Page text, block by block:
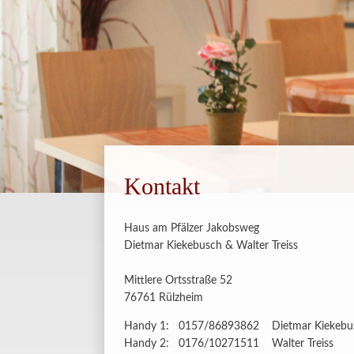
Kontakt
Haus am Pfälzer Jakobsweg
Dietmar Kiekebusch & Walter Treiss
Mittlere Ortsstraße 52
76761 Rülzheim
Handy 1: 0157/86893862 Dietmar
Handy 2: 0176/10271511 Walter Treiss